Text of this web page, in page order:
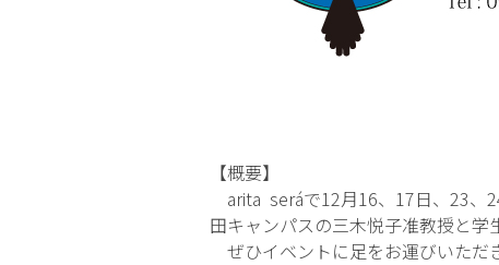
【概要】
arita seráで12月16、17日、23、
田キャンパスの三木悦子准教授と学
ぜひイベントに足をお運びいただ